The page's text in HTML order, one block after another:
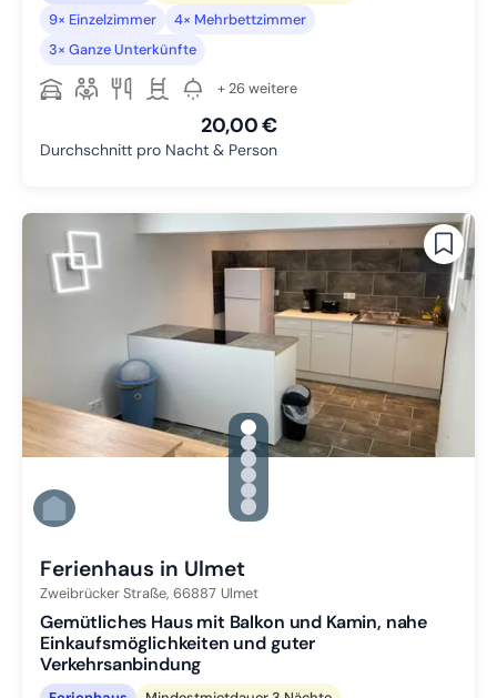
9× Einzelzimmer
4× Mehrbettzimmer
3× Ganze Unterkünfte
+ 26 weitere
20,00 €
Durchschnitt pro Nacht & Person
gallery.slide_selector
Zu Slide 1 wechseln
Zu Slide 2 wechseln
Zu Slide 3 wechseln
Zu Slide 4 wechseln
Zu Slide 5 wechseln
Zu Slide 6 wechseln
Ferienhaus in Ulmet
Zweibrücker Straße, 66887 Ulmet
Gemütliches Haus mit Balkon und Kamin, nahe
Einkaufsmöglichkeiten und guter
Verkehrsanbindung